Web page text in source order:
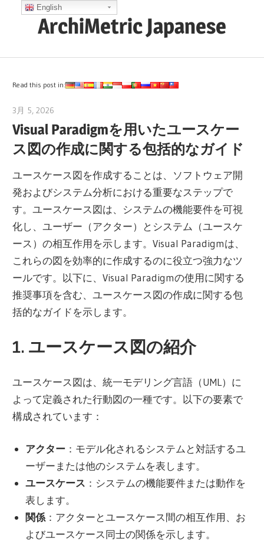
ン
ArchiMetric Japanese
Ops,
Agile
and
More
Read this post in:
3月 5, 2026
Visual Paradigmを用いたユースケー
ス図の作成に関する包括的なガイド
ユースケース図を作成することは、ソフトウェア開
発およびシステム分析における重要なステップで
す。ユースケース図は、システムの機能要件を可視
化し、ユーザー（アクター）とシステム（ユースケ
ース）の相互作用を示します。Visual Paradigmは、
これらの図を効率的に作成するのに役立つ強力なツ
ールです。以下に、Visual Paradigmの使用に関する
推奨事項を含む、ユースケース図の作成に関する包
括的なガイドを示します。
1. ユースケース図の紹介
ユースケース図は、統一モデリング言語（UML）に
よって定義された行動図の一種です。以下の要素で
構成されています：
アクター：モデル化されるシステムと対話するユ
ーザーまたは他のシステムを表します。
ユースケース ：システムの機能要件または動作を
表します。
関係：アクターとユースケース間の相互作用、お
よびユースケース同士の関係を示します。
English